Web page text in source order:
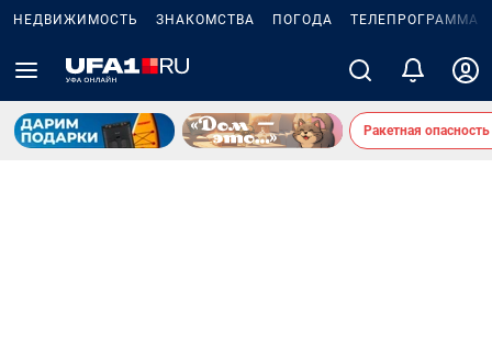
НЕДВИЖИМОСТЬ ЗНАКОМСТВА ПОГОДА ТЕЛЕПРОГРАММА
Ракетная